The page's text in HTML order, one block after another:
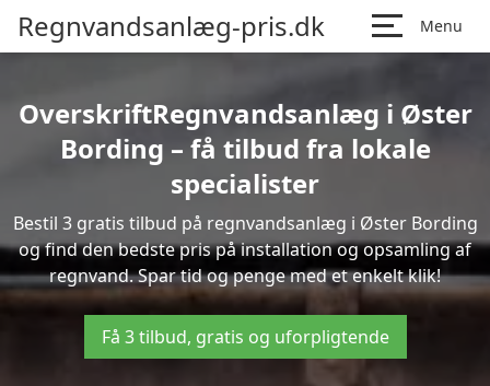
Regnvandsanlæg-pris.dk Menu
OverskriftRegnvandsanlæg i Øster
Bording – få tilbud fra lokale
specialister
Bestil 3 gratis tilbud på regnvandsanlæg i Øster Bording
og find den bedste pris på installation og opsamling af
regnvand. Spar tid og penge med et enkelt klik!
Få 3 tilbud, gratis og uforpligtende